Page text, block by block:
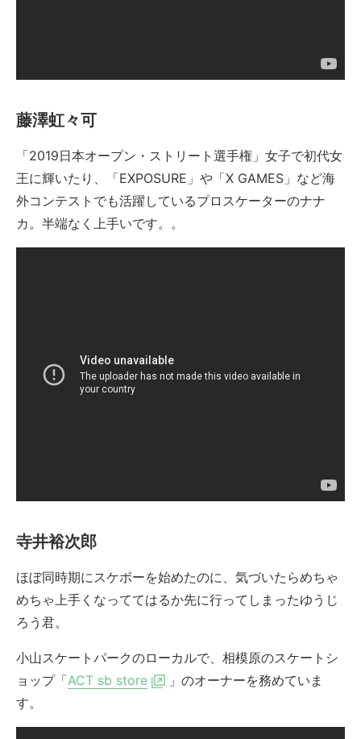
藤澤虹々可
「2019日本オープン・ストリート選手権」女子で初代女
王に輝いたり、「EXPOSURE」や「X GAMES」など海
外コンテストでも活躍しているプロスケーターのナナ
カ。半端なく上手いです。。
寺井裕次郎
ほぼ同時期にスケボーを始めたのに、気づいたらめちゃ
めちゃ上手くなっててはるか先に行ってしまったゆうじ
ろう君。
小山スケートパークのローカルで、相模原のスケートシ
ョップ「ACT sb store
」のオーナーを務めていま
す。